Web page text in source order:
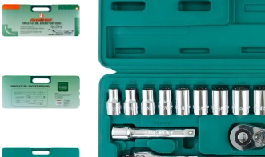
Новости
Бренды
Гарантия и
Доставка и